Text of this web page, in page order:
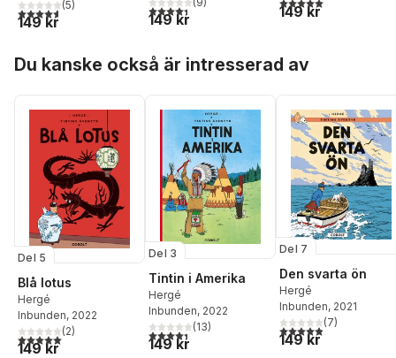
4,6utav 5 stjärnor. Totalt antal röster:
(5)
149 kr
4,4utav 5 stjärnor. Totalt antal röster:
149 kr 149 kr
Du kanske också är intresserad av
Del 5
Blå lotus
Hergé
Inbunden, 2022
5,0utav 5 stjärnor. Totalt antal röster:
(2)
149 kr
Del 3
Tintin i Amerika
Hergé
Inbunden, 2022
4,4utav 5 stjärnor. Totalt antal röster:
(13)
149 kr
Del 7
Den svarta ön
Hergé
Inbunden, 2021
4,9utav 5 stjärnor.
(7)
149 kr